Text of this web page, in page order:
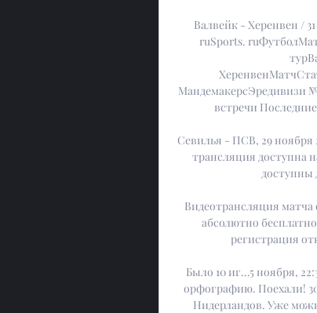
Валвейк - Херенвен /
ruSports.
МандемакерсЭредивизи
встречи
Севилья - ПСВ, 29 ноября
трансляция доступна
доступны
Видеотрансляция
абсолютно
регистрация
Было 10 иг…5 ноября,
орфографию. Поехали!
Нидерландов. Уже